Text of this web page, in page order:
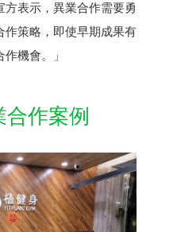
表示，異業合作需要勇
作策略，即使早期成果有
機會。」
作案例